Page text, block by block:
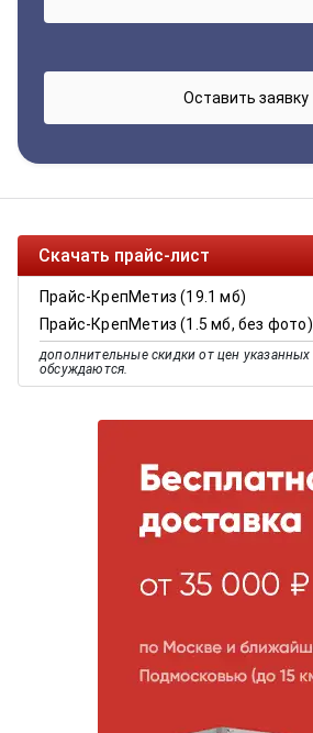
Скачать прайс-лист
Прайс-КрепМетиз (19.1 мб)
Прайс-КрепМетиз (1.5 мб, без фото)
дополнительные скидки от цен указанных
обсуждаются.